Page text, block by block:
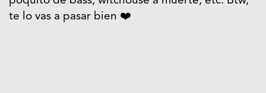
te lo vas a pasar bien ❤️